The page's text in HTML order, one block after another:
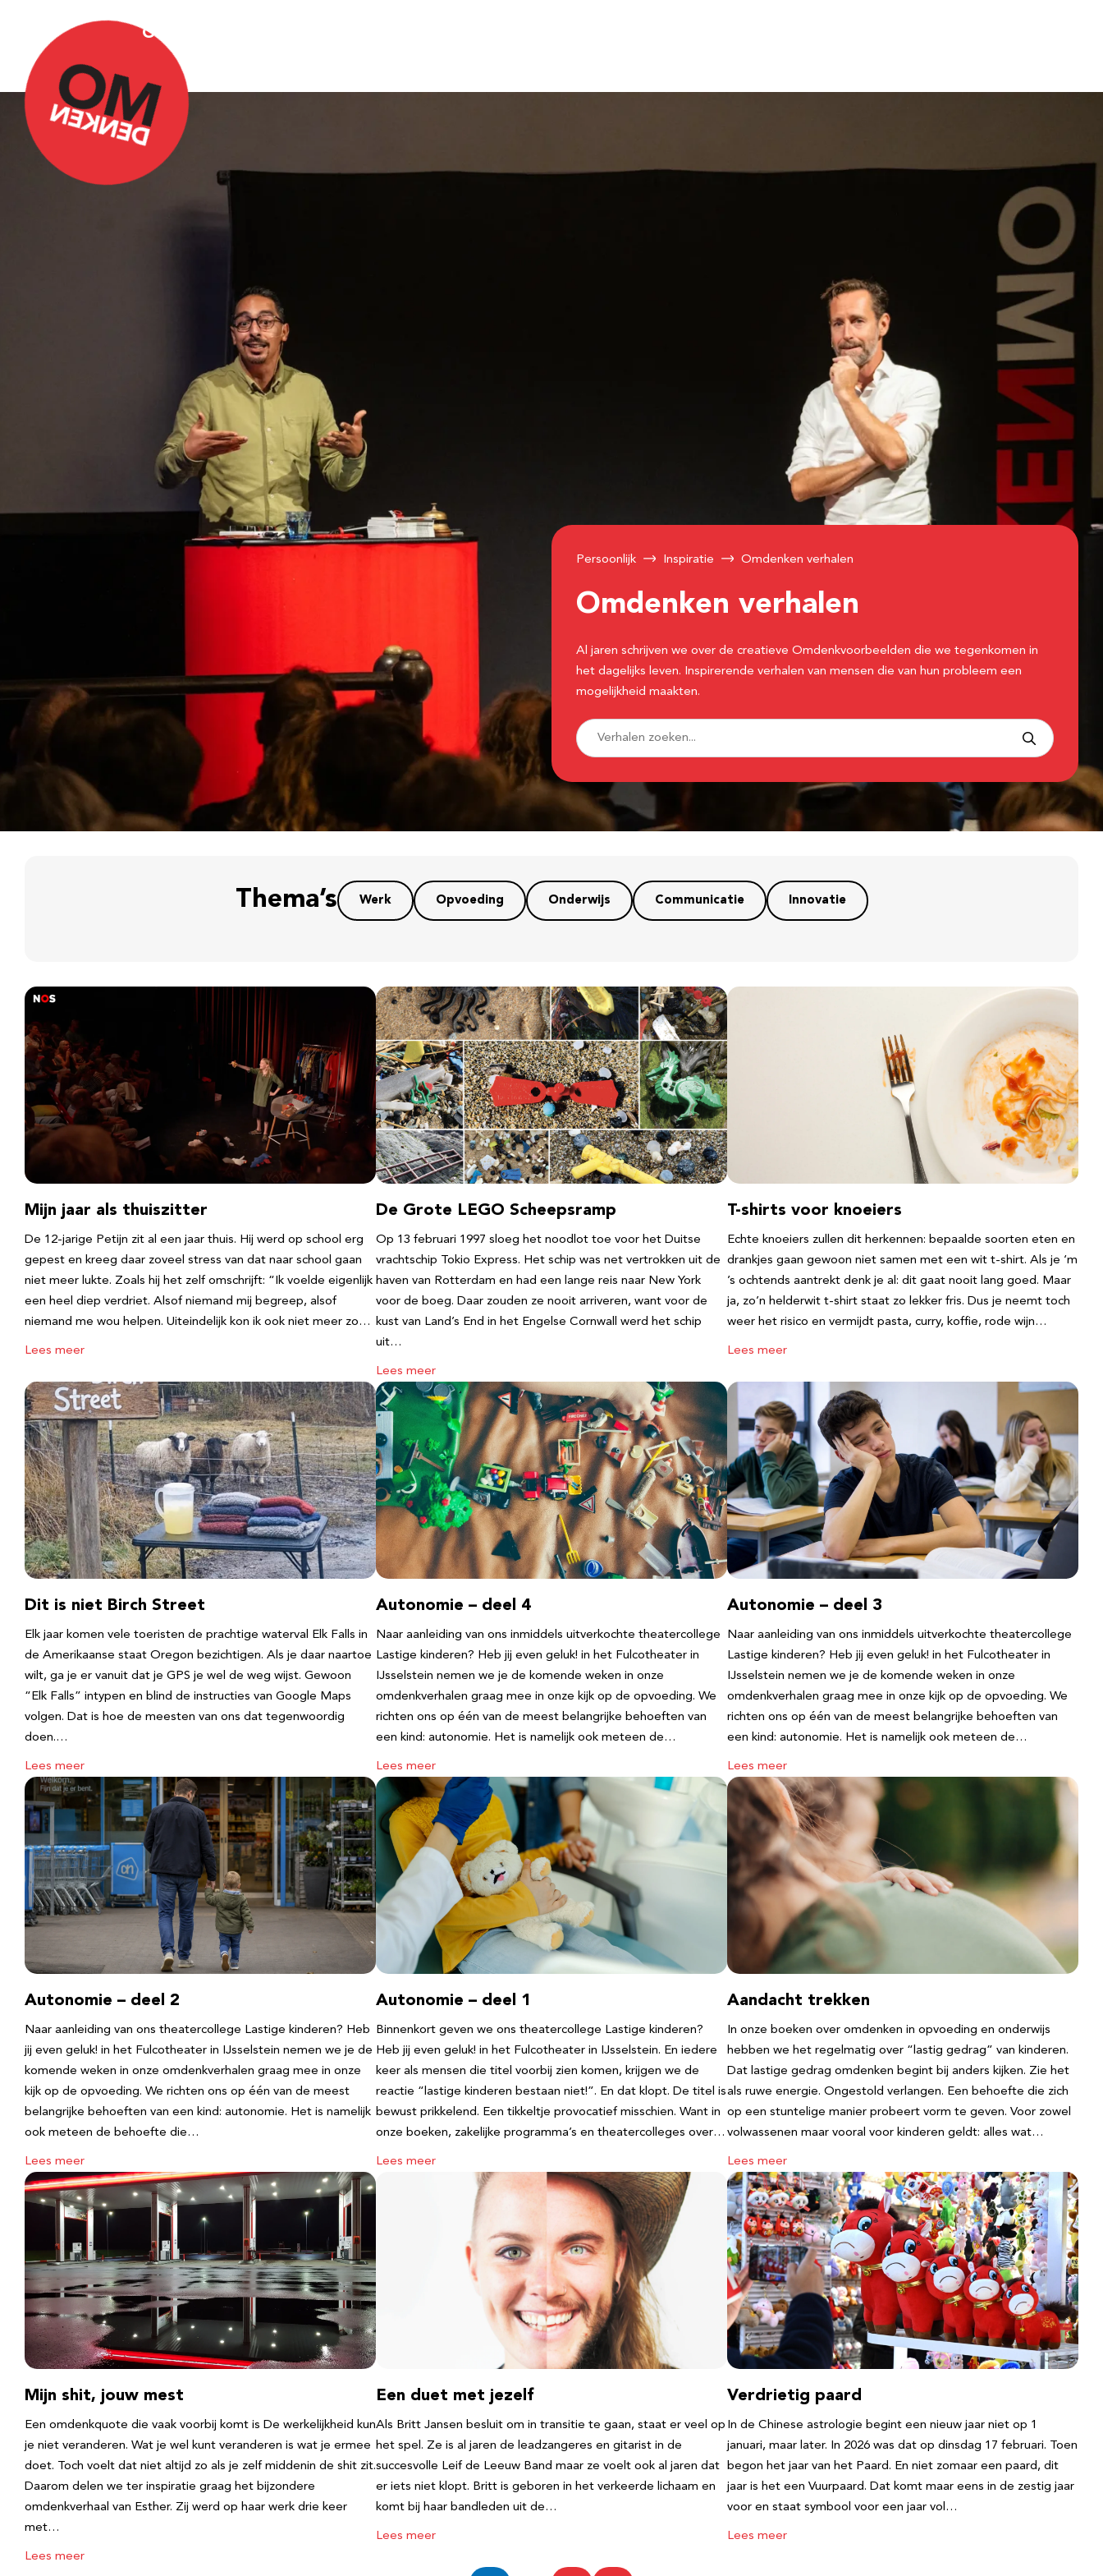
Over Omdenken
Persoonlijk Inspiratie Omdenken verhalen
Omdenken verhalen
Al jaren schrijven we over de creatieve Omdenkvoorbeelden die we tegenkomen in
het dagelijks leven. Inspirerende verhalen van mensen die van hun probleem een
mogelijkheid maakten.
Thema’s Werk Opvoeding Onderwijs Communicatie Innovatie
Mijn jaar als thuiszitter
De 12-jarige Petijn zit al een jaar thuis. Hij werd op school erg
gepest en kreeg daar zoveel stress van dat naar school gaan
niet meer lukte. Zoals hij het zelf omschrijft: “Ik voelde eigenlijk
een heel diep verdriet. Alsof niemand mij begreep, alsof
niemand me wou helpen. Uiteindelijk kon ik ook niet meer zo…
Lees meer
De Grote LEGO Scheepsramp
Op 13 februari 1997 sloeg het noodlot toe voor het Duitse
vrachtschip Tokio Express. Het schip was net vertrokken uit de
haven van Rotterdam en had een lange reis naar New York
voor de boeg. Daar zouden ze nooit arriveren, want voor de
kust van Land’s End in het Engelse Cornwall werd het schip
uit…
Lees meer
T-shirts voor knoeiers
Echte knoeiers zullen dit herkennen: bepaalde soorten eten en
drankjes gaan gewoon niet samen met een wit t-shirt. Als je ‘m
’s ochtends aantrekt denk je al: dit gaat nooit lang goed. Maar
ja, zo’n helderwit t-shirt staat zo lekker fris. Dus je neemt toch
weer het risico en vermijdt pasta, curry, koffie, rode wijn…
Lees meer
Dit is niet Birch Street
Elk jaar komen vele toeristen de prachtige waterval Elk Falls in
de Amerikaanse staat Oregon bezichtigen. Als je daar naartoe
wilt, ga je er vanuit dat je GPS je wel de weg wijst. Gewoon
“Elk Falls” intypen en blind de instructies van Google Maps
volgen. Dat is hoe de meesten van ons dat tegenwoordig
doen.…
Lees meer
Autonomie – deel 4
Naar aanleiding van ons inmiddels uitverkochte theatercollege
Lastige kinderen? Heb jij even geluk! in het Fulcotheater in
IJsselstein nemen we je de komende weken in onze
omdenkverhalen graag mee in onze kijk op de opvoeding. We
richten ons op één van de meest belangrijke behoeften van
een kind: autonomie. Het is namelijk ook meteen de…
Lees meer
Autonomie – deel 3
Naar aanleiding van ons inmiddels uitverkochte theatercollege
Lastige kinderen? Heb jij even geluk! in het Fulcotheater in
IJsselstein nemen we je de komende weken in onze
omdenkverhalen graag mee in onze kijk op de opvoeding. We
richten ons op één van de meest belangrijke behoeften van
een kind: autonomie. Het is namelijk ook meteen de…
Lees meer
Autonomie – deel 2
Naar aanleiding van ons theatercollege Lastige kinderen? Heb
jij even geluk! in het Fulcotheater in IJsselstein nemen we je de
komende weken in onze omdenkverhalen graag mee in onze
kijk op de opvoeding. We richten ons op één van de meest
belangrijke behoeften van een kind: autonomie. Het is namelijk
ook meteen de behoefte die…
Lees meer
Autonomie – deel 1
Binnenkort geven we ons theatercollege Lastige kinderen?
Heb jij even geluk! in het Fulcotheater in IJsselstein. En iedere
keer als mensen die titel voorbij zien komen, krijgen we de
reactie “lastige kinderen bestaan niet!”. En dat klopt. De titel is
bewust prikkelend. Een tikkeltje provocatief misschien. Want in
onze boeken, zakelijke programma’s en theatercolleges over…
Lees meer
Aandacht trekken
In onze boeken over omdenken in opvoeding en onderwijs
hebben we het regelmatig over “lastig gedrag” van kinderen.
Dat lastige gedrag omdenken begint bij anders kijken. Zie het
als ruwe energie. Ongestold verlangen. Een behoefte die zich
op een stuntelige manier probeert vorm te geven. Voor zowel
volwassenen maar vooral voor kinderen geldt: alles wat…
Lees meer
Mijn shit, jouw mest
Een omdenkquote die vaak voorbij komt is De werkelijkheid kun
je niet veranderen. Wat je wel kunt veranderen is wat je ermee
doet. Toch voelt dat niet altijd zo als je zelf middenin de shit zit.
Daarom delen we ter inspiratie graag het bijzondere
omdenkverhaal van Esther. Zij werd op haar werk drie keer
met…
Lees meer
Een duet met jezelf
Als Britt Jansen besluit om in transitie te gaan, staat er veel op
het spel. Ze is al jaren de leadzangeres en gitarist in de
succesvolle Leif de Leeuw Band maar ze voelt ook al jaren dat
er iets niet klopt. Britt is geboren in het verkeerde lichaam en
komt bij haar bandleden uit de…
Lees meer
Verdrietig paard
In de Chinese astrologie begint een nieuw jaar niet op 1
januari, maar later. In 2026 was dat op dinsdag 17 februari. Toen
begon het jaar van het Paard. En niet zomaar een paard, dit
jaar is het een Vuurpaard. Dat komt maar eens in de zestig jaar
voor en staat symbool voor een jaar vol…
Lees meer